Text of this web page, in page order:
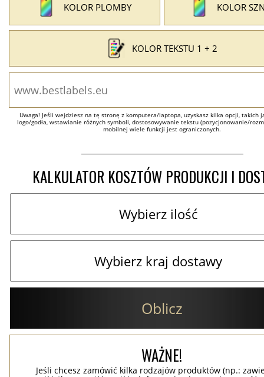
KOLOR PLOMBY KOLOR
KOLOR TEKSTU 1 + 2
Uwaga! Jeśli wejdziesz na tę stronę z komputera/laptopa, uzyskasz kilka opcji, takich
logo/godła, wstawianie różnych symboli, dostosowywanie tekstu (pozycjonowanie/
mobilnej wiele funkcji jest ograniczonych.
KALKULATOR KOSZTÓW PRODUKCJI I
Oblicz
WAŻNE!
Jeśli chcesz zamówić kilka rodzajów produktów (np.: